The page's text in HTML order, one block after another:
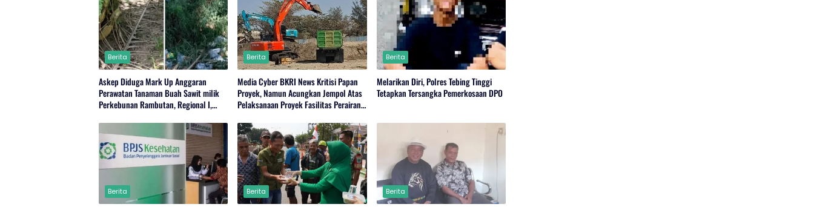
Berita
Askep Diduga Mark Up Anggaran
Perawatan Tanaman Buah Sawit milik
Perkebunan Rambutan, Regional I,
Berita
Media Cyber BKRI News Kritisi Papan
Proyek, Namun Acungkan Jempol Atas
Pelaksanaan Proyek Fasilitas Perairan
Berita
Melarikan Diri, Polres Tebing Tinggi
Tetapkan Tersangka Pemerkosaan DPO
Berita Berita Berita